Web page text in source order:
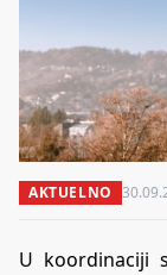
AKTUELNO
U koordinaciji